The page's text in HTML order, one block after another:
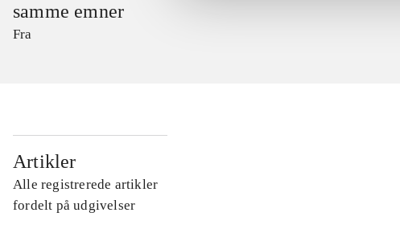
samme emner
Fra
Artikler
Alle registrerede artikler
fordelt på udgivelser